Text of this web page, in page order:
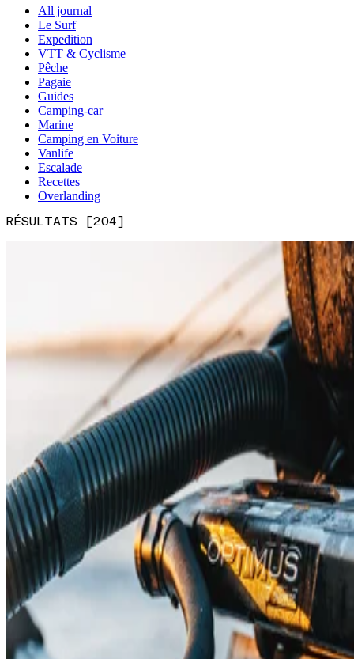
All journal
Le Surf
Expedition
VTT & Cyclisme
Pêche
Pagaie
Guides
Camping-car
Marine
Camping en Voiture
Vanlife
Escalade
Recettes
Overlanding
RÉSULTATS [204]